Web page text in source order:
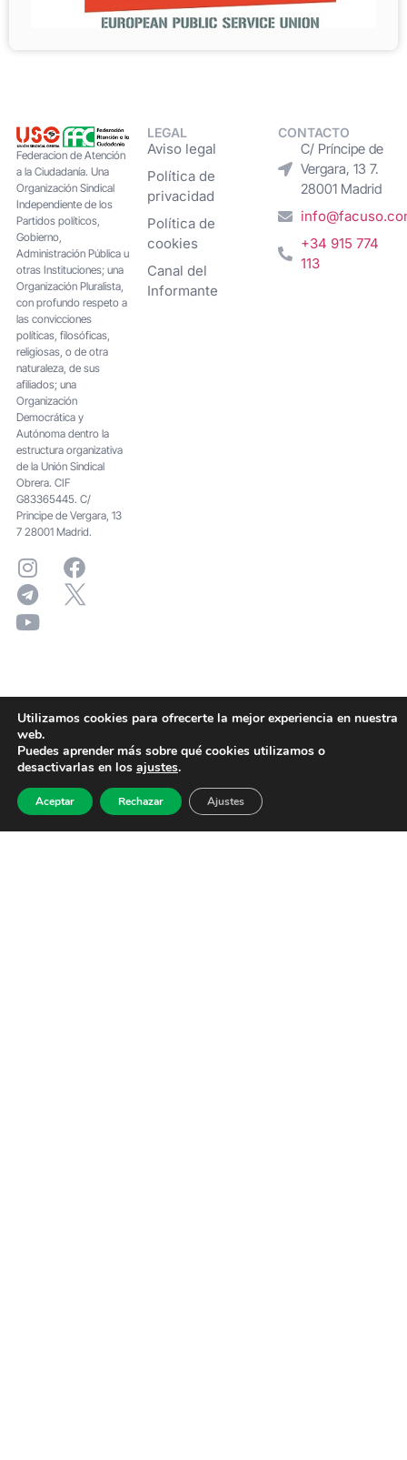
Federacion de Atención
a la Ciudadanía. Una
Organización Sindical
Independiente de los
Partidos políticos,
Gobierno,
Administración Pública u
otras Instituciones; una
Organización Pluralista,
con profundo respeto a
las convicciones
políticas, filosóficas,
religiosas, o de otra
naturaleza, de sus
afiliados; una
Organización
Democrática y
Autónoma dentro la
estructura organizativa
de la Unión Sindical
Obrera. CIF
G83365445. C/
Principe de Vergara, 13
7 28001 Madrid.
LEGAL
Aviso legal
Política de
privacidad
Política de
cookies
Canal del
Informante
CONTACTO
C/ Príncipe de
Vergara, 13 7.
28001 Madrid
+34 915 774
113
Utilizamos cookies para ofrecerte la mejor experiencia en nuestra
web.
Puedes aprender más sobre qué cookies utilizamos o
desactivarlas en los ajustes.
Aceptar Rechazar Ajustes